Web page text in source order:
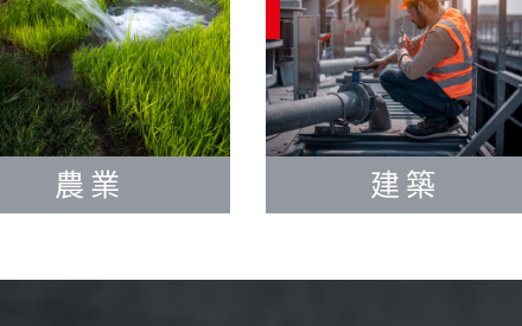
農業 建築